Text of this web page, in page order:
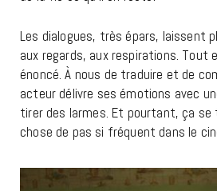
Les dialogues, très épars, laissent
aux regards, aux respirations. Tout
énoncé. À nous de traduire et de
acteur délivre ses émotions avec
tirer des larmes. Et pourtant, ça se
chose de pas si fréquent dans le